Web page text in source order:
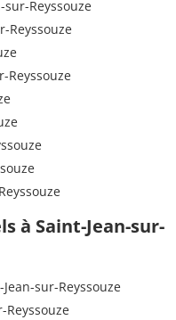
Reyssouze
Reyssouze
Reyssouze
à Saint-Jean-sur-
sur-Reyssouze
Reyssouze